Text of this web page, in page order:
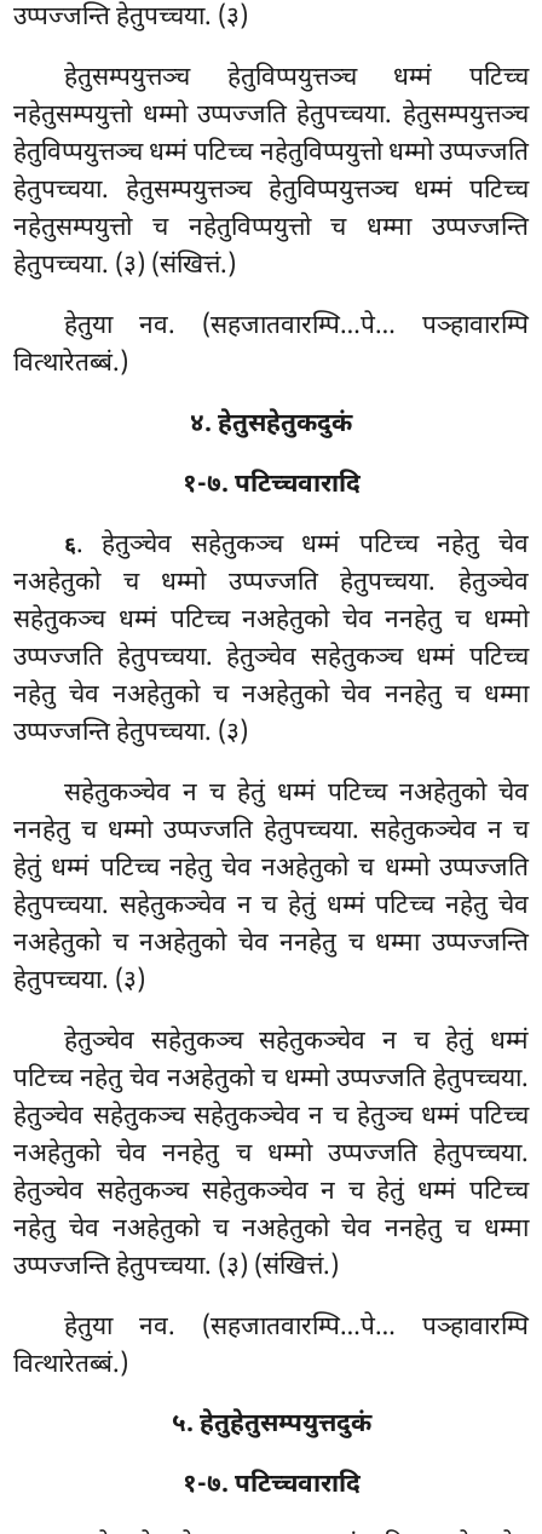
उप्पज्जन्ति हेतुपच्चया. (३)
हेतुसम्पयुत्तञ्च हेतुविप्पयुत्तञ्च धम्मं पटिच्च
नहेतुसम्पयुत्तो धम्मो उप्पज्जति हेतुपच्चया. हेतुसम्पयुत्तञ्च
हेतुविप्पयुत्तञ्च धम्मं पटिच्च नहेतुविप्पयुत्तो धम्मो उप्पज्जति
हेतुपच्चया. हेतुसम्पयुत्तञ्च हेतुविप्पयुत्तञ्च धम्मं पटिच्च
नहेतुसम्पयुत्तो च नहेतुविप्पयुत्तो च धम्मा उप्पज्जन्ति
हेतुपच्चया. (३) (संखित्तं.)
हेतुया नव. (सहजातवारम्पि…पे… पञ्हावारम्पि
वित्थारेतब्बं.)
४. हेतुसहेतुकदुकं
१-७. पटिच्चवारादि
६. हेतुञ्चेव सहेतुकञ्च धम्मं पटिच्च नहेतु चेव
नअहेतुको च धम्मो उप्पज्जति हेतुपच्चया. हेतुञ्चेव
सहेतुकञ्च धम्मं पटिच्च नअहेतुको चेव ननहेतु च धम्मो
उप्पज्जति हेतुपच्चया. हेतुञ्चेव सहेतुकञ्च धम्मं पटिच्च
नहेतु चेव नअहेतुको च नअहेतुको चेव ननहेतु च धम्मा
उप्पज्जन्ति हेतुपच्चया. (३)
सहेतुकञ्चेव न च हेतुं धम्मं पटिच्च नअहेतुको चेव
ननहेतु च धम्मो उप्पज्जति हेतुपच्चया. सहेतुकञ्चेव न च
हेतुं धम्मं पटिच्च नहेतु चेव नअहेतुको च धम्मो उप्पज्जति
हेतुपच्चया. सहेतुकञ्चेव न च हेतुं धम्मं पटिच्च नहेतु चेव
नअहेतुको च नअहेतुको चेव ननहेतु च धम्मा उप्पज्जन्ति
हेतुपच्चया. (३)
हेतुञ्चेव सहेतुकञ्च सहेतुकञ्चेव न च हेतुं धम्मं
पटिच्च नहेतु चेव नअहेतुको च धम्मो उप्पज्जति हेतुपच्चया.
हेतुञ्चेव सहेतुकञ्च सहेतुकञ्चेव न च हेतुञ्च धम्मं पटिच्च
नअहेतुको चेवननहेतु च धम्मो उप्पज्जति हेतुपच्चया.
हेतुञ्चेव सहेतुकञ्च सहेतुकञ्चेव न च हेतुं धम्मं पटिच्च
नहेतु चेव नअहेतुको च नअहेतुको चेव ननहेतु च धम्मा
उप्पज्जन्ति हेतुपच्चया. (३) (संखित्तं.)
हेतुया नव. (सहजातवारम्पि…पे… पञ्हावारम्पि
वित्थारेतब्बं.)
५. हेतुहेतुसम्पयुत्तदुकं
१-७. पटिच्चवारादि